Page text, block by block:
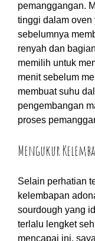
pemanggangan.
tinggi dalam oven
sebelumnya
renyah dan
memilih untuk
menit sebelum
membuat suhu
pengembangan
proses
Mengukur
Selain perhatian
kelembapan
sourdough yang
terlalu lengket
mencapai ini,